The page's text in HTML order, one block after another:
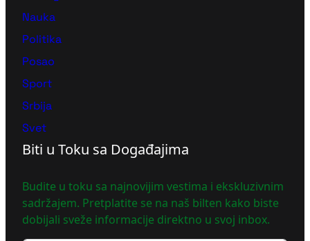
Nauka
Politika
Posao
Sport
Srbija
Svet
Biti u Toku sa Događajima
Budite u toku sa najnovijim vestima i ekskluzivnim
sadržajem. Pretplatite se na naš bilten kako biste
dobijali sveže informacije direktno u svoj inbox.